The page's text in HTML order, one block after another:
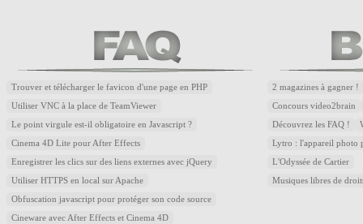
Trouver et télécharger le favicon d'une page en PHP
Utiliser VNC à la place de TeamViewer
Le point virgule est-il obligatoire en Javascript ?
Cinema 4D Lite pour After Effects
Enregistrer les clics sur des liens externes avec jQuery
Utiliser HTTPS en local sur Apache
Obfuscation javascript pour protéger son code source
Cineware avec After Effects et Cinema 4D
2 magazines à gagner !
Concours video2brain
Découvrez les FAQ !
Lytro : l'appareil photo
L'Odyssée de Cartier
Musiques libres de